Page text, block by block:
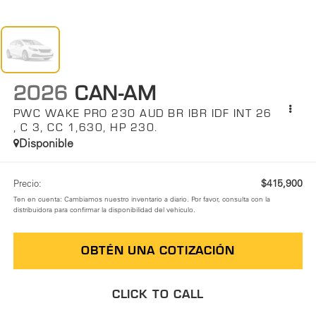
2026 CAN-AM
PWC WAKE PRO 230 AUD BR IBR IDF INT 26
, C 3, CC 1,630, HP 230.
Disponible
Precio: $415,900
Ten en cuenta: Cambiamos nuestro inventario a diario. Por favor, consulta con la
distribuidora para confirmar la disponibilidad del vehículo.
OBTÉN UNA COTIZACIÓN
CLICK TO CALL